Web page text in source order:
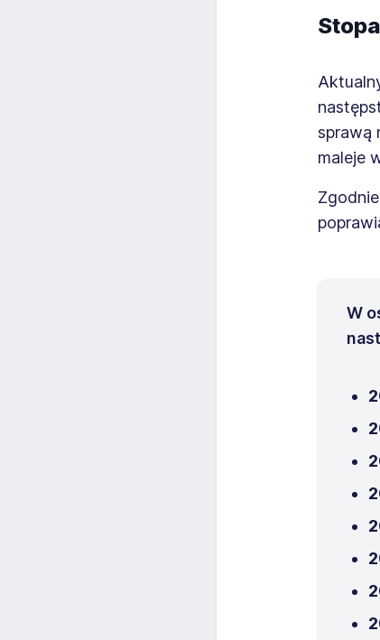
sprawą
maleje
W